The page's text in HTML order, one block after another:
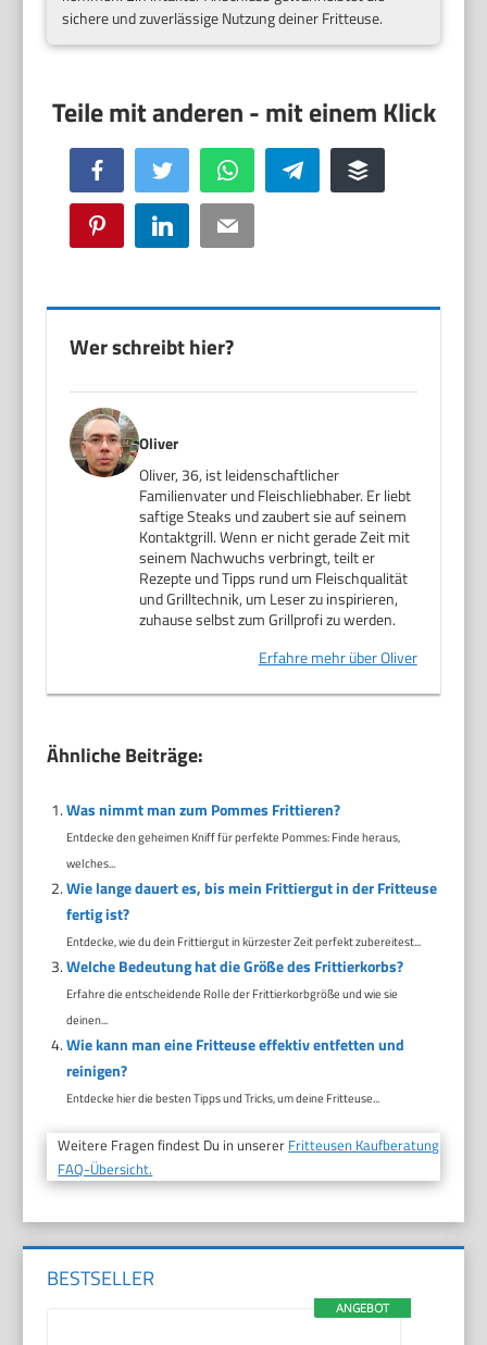
sichere und zuverlässige Nutzung deiner Fritteuse.
Facebook Twitter WhatsApp Telegram Buffer
Pinterest LinkedIn Email
Wer schreibt hier?
Oliver
Oliver, 36, ist leidenschaftlicher
Familienvater und Fleischliebhaber. Er liebt
saftige Steaks und zaubert sie auf seinem
Kontaktgrill. Wenn er nicht gerade Zeit mit
seinem Nachwuchs verbringt, teilt er
Rezepte und Tipps rund um Fleischqualität
und Grilltechnik, um Leser zu inspirieren,
zuhause selbst zum Grillprofi zu werden.
Erfahre mehr über Oliver
Ähnliche Beiträge:
Was nimmt man zum Pommes Frittieren?
Entdecke den geheimen Kniff für perfekte Pommes: Finde heraus,
welches...
Wie lange dauert es, bis mein Frittiergut in der Fritteuse
fertig ist?
Entdecke, wie du dein Frittiergut in kürzester Zeit perfekt zubereitest...
Welche Bedeutung hat die Größe des Frittierkorbs?
Erfahre die entscheidende Rolle der Frittierkorbgröße und wie sie
deinen...
Wie kann man eine Fritteuse effektiv entfetten und
reinigen?
Entdecke hier die besten Tipps und Tricks, um deine Fritteuse...
Weitere Fragen findest Du in unserer Fritteusen Kaufberatung
FAQ-Übersicht.
BESTSELLER
ANGEBOT